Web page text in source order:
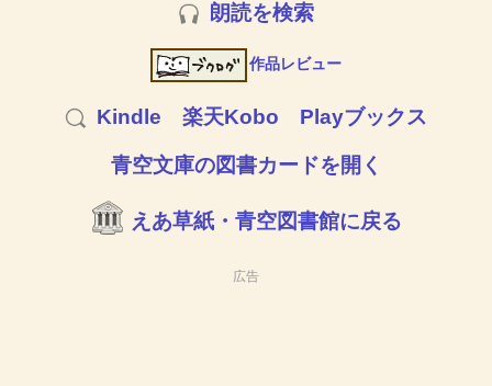
朗読を検索
作品レビュー
Kindle 楽天Kobo Playブックス
青空文庫の図書カードを開く
えあ草紙・青空図書館に戻る
広告